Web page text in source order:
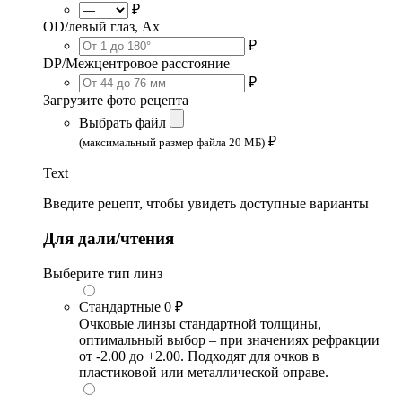
₽
OD/левый глаз, Ax
₽
DP/Межцентровое расстояние
₽
Загрузите фото рецепта
Выбрать файл
(максимальный размер файла 20 МБ) ₽
Text
Введите рецепт, чтобы увидеть доступные варианты
Для дали/чтения
Выберите тип линз
Стандартные 0 ₽
Очковые линзы стандартной толщины,
оптимальный выбор – при значениях рефракции
от -2.00 до +2.00. Подходят для очков в
пластиковой или металлической оправе.